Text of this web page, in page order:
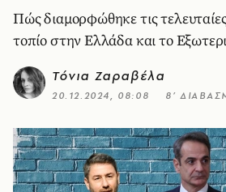
Πώς διαμορφώθηκε τις
τοπίο στην Ελλάδα και το
Τόνια Ζαραβέλα
20.12.2024, 08:08 8’